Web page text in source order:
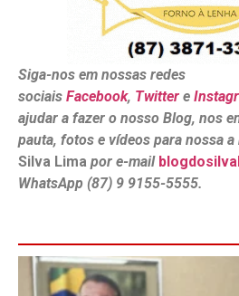
Siga-nos em nossas redes
sociais Facebook, Twitter e
ajudar a fazer o nosso Blog, nos
pauta, fotos e vídeos para nossa a
Silva Lima por e-mail
WhatsApp (87) 9 9155-5555.